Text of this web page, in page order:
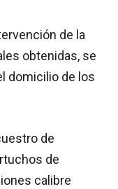
de la
obtenidas, se
domicilio de los
de
de
calibre